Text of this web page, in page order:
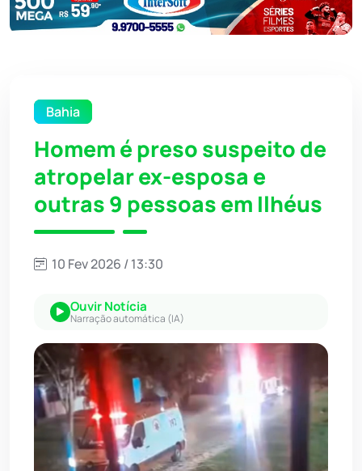
Bahia
Homem é preso suspeito de
atropelar ex-esposa e
outras 9 pessoas em Ilhéus
10 Fev 2026 / 13:30
Ouvir Notícia
Narração automática (IA)